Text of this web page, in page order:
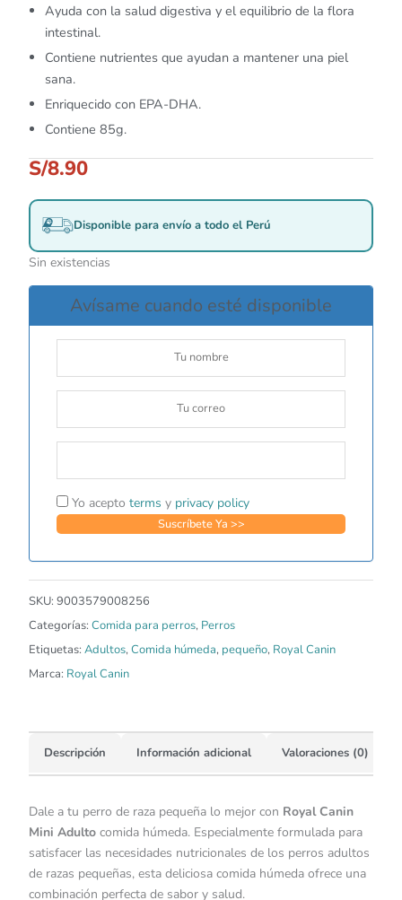
Ayuda con la salud digestiva y el equilibrio de la flora
intestinal.
Contiene nutrientes que ayudan a mantener una piel
sana.
Enriquecido con EPA-DHA.
Contiene 85g.
S/8.90
Disponible para envío a todo el Perú
Sin existencias
Avísame cuando esté disponible
Yo acepto terms y privacy policy
SKU: 9003579008256
Categorías: Comida para perros, Perros
Etiquetas: Adultos,Comida húmeda, pequeño, Royal Canin
Marca: Royal Canin
Descripción Información adicional Valoraciones (0)
Dale a tu perro de raza pequeña lo mejor con Royal Canin
Mini Adulto comida húmeda. Especialmente formulada para
satisfacer las necesidades nutricionales de los perros adultos
de razas pequeñas, esta deliciosa comida húmeda ofrece una
combinación perfecta de sabor y salud.